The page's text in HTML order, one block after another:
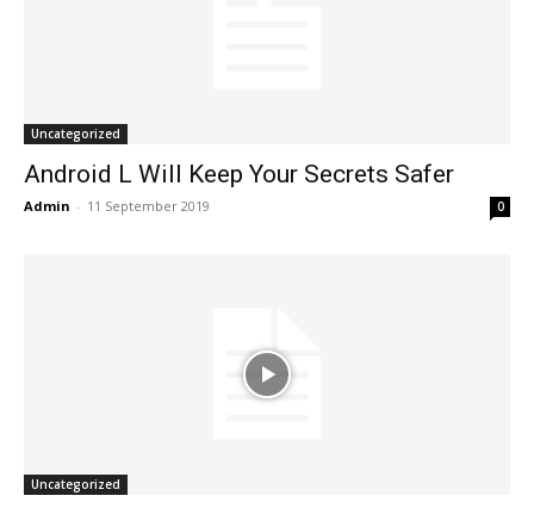
Uncategorized
Android L Will Keep Your Secrets Safer
Admin - 11 September 2019 0
Uncategorized